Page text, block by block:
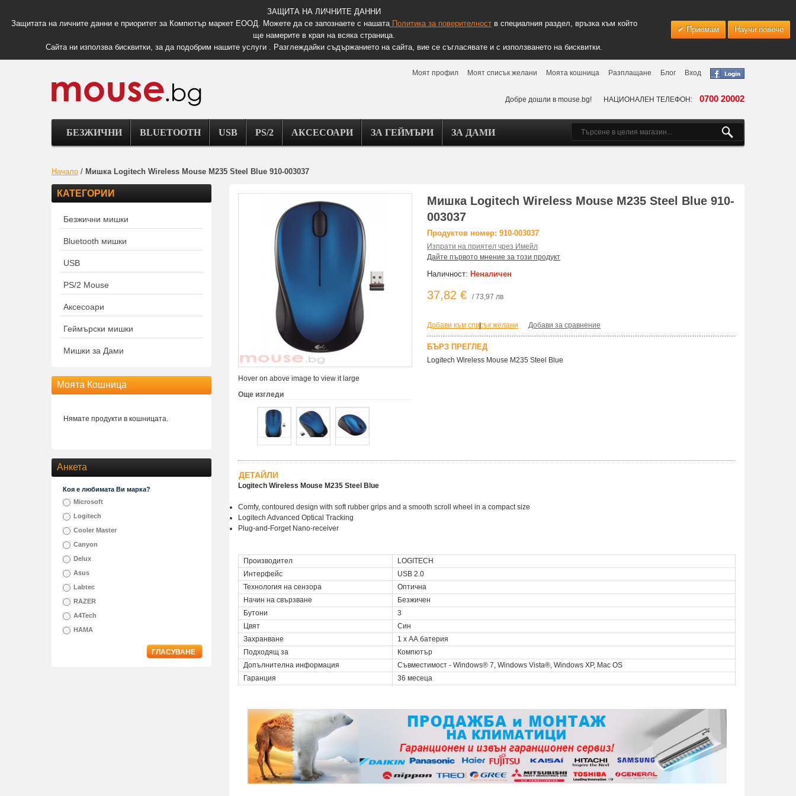
ЗАЩИТА НА ЛИЧНИТЕ ДАННИ
Защитата на личните данни е приоритет за Компютър маркет ЕООД. Можете да се запознаете с нашатаПолитика за поверителноств специалния раздел, връзка към който
ще намерите в края на всяка страница.
Сайта ни използва бисквитки, за да подобрим нашите услуги . Разглеждайки съдържанието на сайта, вие се съгласявате и с използването на бисквитки.
Приемам Научи повече
Моят профил Моят списък желани Моята кошница Разплащане Блог Вход
Добре дошли в mouse.bg! НАЦИОНАЛЕН ТЕЛЕФОН: 0700 20002
БЕЗЖИЧНИ BLUETOOTH USB PS/2 АКСЕСОАРИ ЗА ГЕЙМЪРИ ЗА ДАМИ
Начало / Мишка Logitech Wireless Mouse M235 Steel Blue 910-003037
Hover on above image to view it large
Още изгледи
Мишка Logitech Wireless Mouse M235 Steel Blue 910-
003037
Продуктов номер: 910-003037
Изпрати на приятел чрез Имейл
Дайте първото мнение за този продукт
Наличност: Неналичен
37,82 € / 73,97 лв
Добави към списък желани
| Добави за сравнение
БЪРЗ ПРЕГЛЕД
Logitech Wireless Mouse M235 Steel Blue
ДЕТАЙЛИ
Logitech Wireless Mouse M235 Steel Blue
Comfy, contoured design with soft rubber grips and a smooth scroll wheel in a compact size
Logitech Advanced Optical Tracking
Plug-and-Forget Nano-receiver
Производител
LOGITECH
Интерфейс
USB 2.0
Технология на сензора
Оптична
Начин на свързване
Безжичен
Бутони
3
Цвят
Син
Захранване
1 х АА батерия
Подходящ за
Компютър
Допълнителна информация
Съвместимост - Windows® 7, Windows Vista®, Windows XP, Mac OS
Гаранция
36 месеца
КАТЕГОРИИ
Безжични мишки
Bluetooth мишки
USB
PS/2 Mouse
Аксесоари
Геймърски мишки
Мишки за Дами
Моята Кошница
Нямате продукти в кошницата.
Анкета
Коя е любимата Ви марка?
Microsoft
Logitech
Cooler Master
Canyon
Delux
Asus
Labtec
RAZER
A4Tech
HAMA
ГЛАСУВАНЕ